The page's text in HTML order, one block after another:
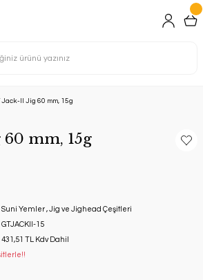
Jack-II Jig 60 mm, 15g
60 mm, 15g
Suni Yemler ,Jig ve Jighead Çeşitleri
GTJACKII-15
431,51 TL Kdv Dahil